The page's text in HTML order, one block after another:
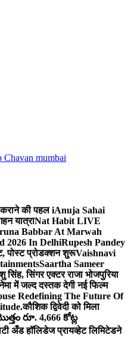
Chavan mumbai
कराने की पहल iAnuja Sahai
यात्राNat Habit LIVE
Babbar At Marwah
2026 In DelhiRupesh Pandey
पोस्ट प्रोडक्शन शुरूVaishnavi
Saartha Sameer
सिंह, सिंगर एक्टर राजा भोजपुरिया
में जल्द दस्तक देगी नई फिल्म
Redefining The Future Of
कौशिक द्विवेदी को मिला
రూ. 4,666 కోట్ల
अँड हॉलिडेज प्रायव्हेट लिमिटेडने